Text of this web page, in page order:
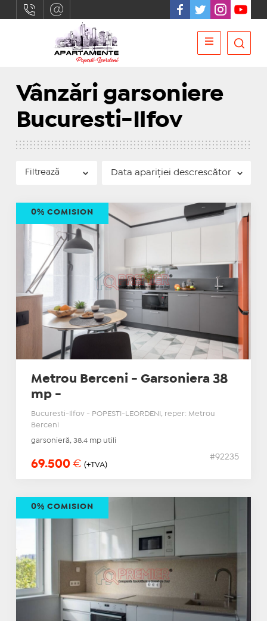
Vânzări garsoniere
Bucuresti-Ilfov
Filtrează
Metrou Berceni - Garsoniera 38
mp -
Bucuresti-Ilfov - POPESTI-LEORDENI, reper: Metrou
Berceni
garsonieră, 38.4 mp utili
69.500 € (+TVA)
#92235
0% COMISION
0% COMISION